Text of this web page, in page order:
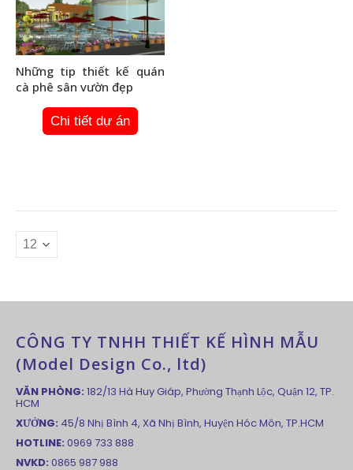
Những tip thiết kế quán
cà phê sân vườn đẹp
Chi tiết dự án
CÔNG TY TNHH THIẾT KẾ HÌNH MẪU
(Model Design Co., ltd)
VĂN PHÒNG: 182/13 Hà Huy Giáp, Phường Thạnh Lộc, Quận 12, TP.
HCM
XƯỞNG: 45/8 Nhị Bình 4, Xã Nhị Bình, Huyện Hóc Môn, TP.HCM
HOTLINE: 0969 733 888
NVKD: 0865 987 988